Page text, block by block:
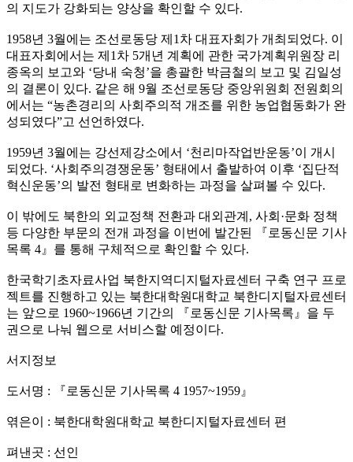
의 지도가 강화되는 양상을 확인할 수 있다.
1958년 3월에는 조선로동당 제1차 대표자회가 개최되었다. 이
대표자회에서는 제1차 5개년 계획에 관한 국가계획위원장 리
종옥의 보고와 ‘당내 숙청’을 총괄한 박금철의 보고 및 김일성
의 결론이 있다. 같은 해 9월 조선로동당 중앙위원회 전원회의
에서는 “농촌경리의 사회주의적 개조를 위한 농업협동화가 완
성되였다”고 선언하였다.
1959년 3월에는 강선제강소에서 ‘천리마작업반운동’이 개시
되었다. ‘사회주의경쟁운동’ 형태에서 출발하여 이후 ‘집단적
혁신운동’의 발전 형태로 변화하는 과정을 살펴볼 수 있다.
이 밖에도 북한의 외교정책 전환과 대외관계, 사회·문화 정책
등 다양한 부문의 전개 과정을 이번에 발간된 『로동신문 기사
목록 4』를 통해 구체적으로 확인할 수 있다.
한국학기초자료사업 북한지역디지털자료센터 구축 연구 프로
젝트를 진행하고 있는 북한대학원대학교 북한디지털자료센터
는 앞으로 1960~1966년 기간의 『로동신문 기사목록』을 두
권으로 나눠 웹으로 서비스할 예정이다.
서지정보
도서명 : 『로동신문 기사목록 4 1957~1959』
엮은이 : 북한대학원대학교 북한디지털자료센터 편
펴낸곳 : 선인